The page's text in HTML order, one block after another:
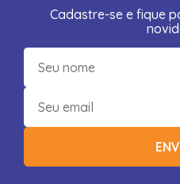
Cadastre-se e fique